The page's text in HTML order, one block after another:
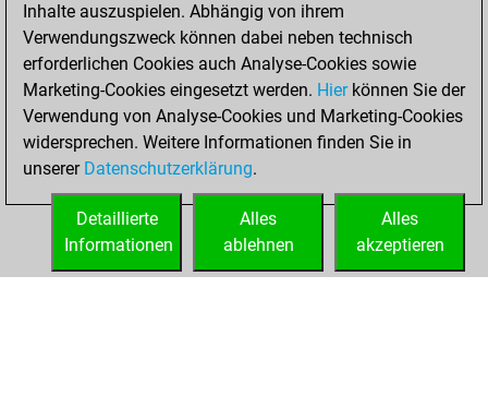
Sonntag, Januar
23, 2022
You created
your Fritz account
Fritz
You
account
Studies
Inhalte auszuspielen. Abhängig von ihrem
Verwendungszweck können dabei neben technisch
erforderlichen Cookies auch Analyse-Cookies sowie
Marketing-Cookies eingesetzt werden. Hierkönnen Sie der
Verwendung von Analyse-Cookies und Marketing-Cookies
widersprechen. Weitere Informationen finden Sie in
unserer Datenschutzerklärung.
Alles
akzeptieren
Alles
ablehnen
Detaillierte
Informationen